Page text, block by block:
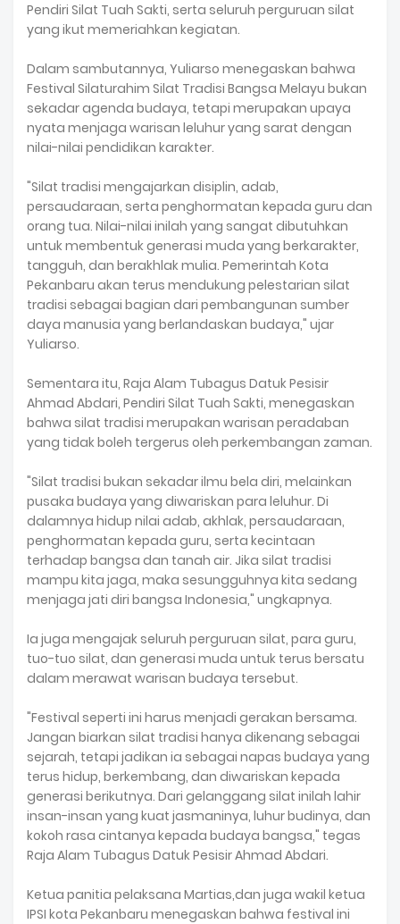
Pendiri Silat Tuah Sakti, serta seluruh perguruan silat
yang ikut memeriahkan kegiatan.
Dalam sambutannya, Yuliarso menegaskan bahwa
Festival Silaturahim Silat Tradisi Bangsa Melayu bukan
sekadar agenda budaya, tetapi merupakan upaya
nyata menjaga warisan leluhur yang sarat dengan
nilai-nilai pendidikan karakter.
"Silat tradisi mengajarkan disiplin, adab,
persaudaraan, serta penghormatan kepada guru dan
orang tua. Nilai-nilai inilah yang sangat dibutuhkan
untuk membentuk generasi muda yang berkarakter,
tangguh, dan berakhlak mulia. Pemerintah Kota
Pekanbaru akan terus mendukung pelestarian silat
tradisi sebagai bagian dari pembangunan sumber
daya manusia yang berlandaskan budaya," ujar
Yuliarso.
Sementara itu, Raja Alam Tubagus Datuk Pesisir
Ahmad Abdari, Pendiri Silat Tuah Sakti, menegaskan
bahwa silat tradisi merupakan warisan peradaban
yang tidak boleh tergerus oleh perkembangan zaman.
"Silat tradisi bukan sekadar ilmu bela diri, melainkan
pusaka budaya yang diwariskan para leluhur. Di
dalamnya hidup nilai adab, akhlak, persaudaraan,
penghormatan kepada guru, serta kecintaan
terhadap bangsa dan tanah air. Jika silat tradisi
mampu kita jaga, maka sesungguhnya kita sedang
menjaga jati diri bangsa Indonesia," ungkapnya.
Ia juga mengajak seluruh perguruan silat, para guru,
tuo-tuo silat, dan generasi muda untuk terus bersatu
dalam merawat warisan budaya tersebut.
"Festival seperti ini harus menjadi gerakan bersama.
Jangan biarkan silat tradisi hanya dikenang sebagai
sejarah, tetapi jadikan ia sebagai napas budaya yang
terus hidup, berkembang, dan diwariskan kepada
generasi berikutnya. Dari gelanggang silat inilah lahir
insan-insan yang kuat jasmaninya, luhur budinya, dan
kokoh rasa cintanya kepada budaya bangsa," tegas
Raja Alam Tubagus Datuk Pesisir Ahmad Abdari.
Ketua panitia pelaksana Martias,dan juga wakil ketua
IPSI kota Pekanbaru menegaskan bahwa festival ini